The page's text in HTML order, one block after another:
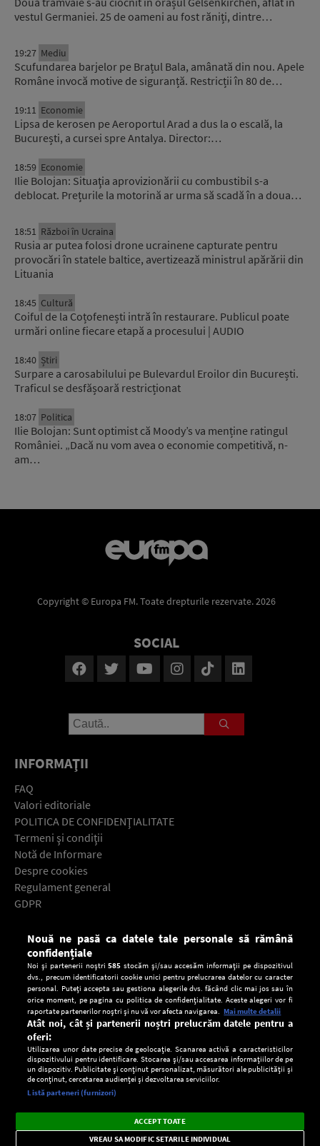
vestul Germaniei. 25 de oameni au fost răniți, dintre…
19:27 Mediu
Scufundarea barjelor pe Brațul Bala, amânată din nou. Apele
Române invocă motive de siguranță. Restricții în 80 de…
19:11 Economie
Lipsa de kerosen pe Aeroportul Arad a dus la o escală, la
București, a cursei spre Antalya. Director:…
18:59 Economie
Ilie Bolojan: Situaţia aprovizionării cu combustibil s-a
deblocat. Prețurile la motorină ar urma să scadă în a doua…
18:51 Război în Ucraina
Rusia ar putea folosi drone ucrainene capturate pentru
provocări în statele baltice, avertizează ministrul apărării din
Lituania
18:45 Cultură
Coiful de la Coțofenești intră în restaurare. Publicul poate
urmări online fiecare etapă a procesului | AUDIO
18:40 Știri
Surpare a carosabilului pe Bulevardul Eroilor din București.
Traficul se desfășoară restricționat
18:07 Politica
Ilie Bolojan: Sunt optimist că Moody’s va menține ratingul
României. „Dacă nu vom avea o economie competitivă, n-
am…
Copyright © Europa FM. Toate drepturile rezervate. 2026
SOCIAL
INFORMAŢII
FAQ
Valori editoriale
POLITICA DE CONFIDENŢIALITATE
Termeni şi condiţii
Notă de Informare
Despre cookies
Regulament general
GDPR
Descarcă gratuit aplicaţia Europa FM pentru smartphone:
Setări:
Dark
Mode
Radio live, podcasturi, știri și alerte
importante.
×
Nouă ne pasă ca datele tale personale să rămână
confidențiale
Noi și partenerii noștri585 stocăm și/sau accesăm informații pe dispozitivul
dvs., precum identificatorii cookie unici pentru prelucrarea datelor cu caracter
personal. Puteți accepta sau gestiona alegerile dvs. făcând clic mai jos sau în
orice moment, pe pagina cu politica de confidențialitate. Aceste alegeri vor fi
raportate partenerilor noștri și nu vă vor afecta navigarea. Mai multe detalii
Atât noi, cât și partenerii noștri prelucrăm datele pentru a
oferi:
Utilizarea unor date precise de geolocație. Scanarea activă a caracteristicilor
dispozitivului pentru identificare. Stocarea și/sau accesarea informațiilor de pe
un dispozitiv. Publicitate și conținut personalizat, măsurători ale publicității și
de conținut, cercetarea audienței și dezvoltarea serviciilor.
Listă parteneri (furnizori)
ACCEPT TOATE
VREAU SA MODIFIC SETARILE INDIVIDUAL